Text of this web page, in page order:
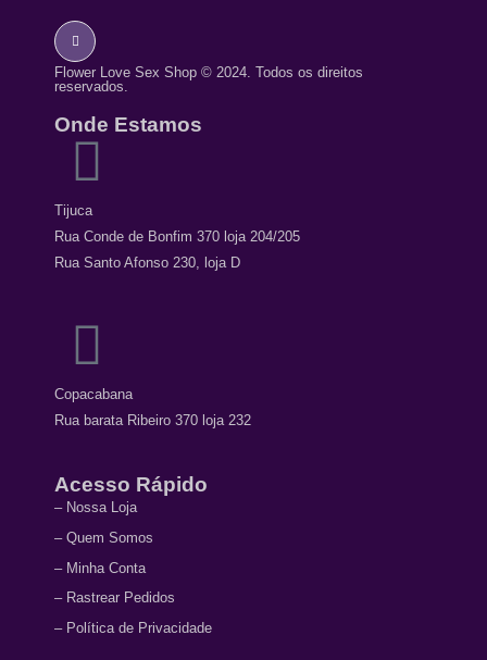
Flower Love Sex Shop © 2024. Todos os direitos
reservados.
Onde Estamos
Tijuca
Rua Conde de Bonfim 370 loja 204/205
Rua Santo Afonso 230, loja D
Copacabana
Rua barata Ribeiro 370 loja 232
Acesso Rápido
– Nossa Loja
– Quem Somos
– Minha Conta
– Rastrear Pedidos
– Política de Privacidade